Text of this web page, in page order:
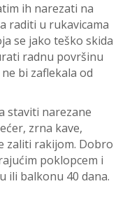
ih narezati na
raditi u rukavicama
se jako teško skida
radnu površinu
bi zaflekala od
staviti narezane
zrna kave,
zaliti rakijom. Dobro
poklopcem i
ili balkonu 40 dana.